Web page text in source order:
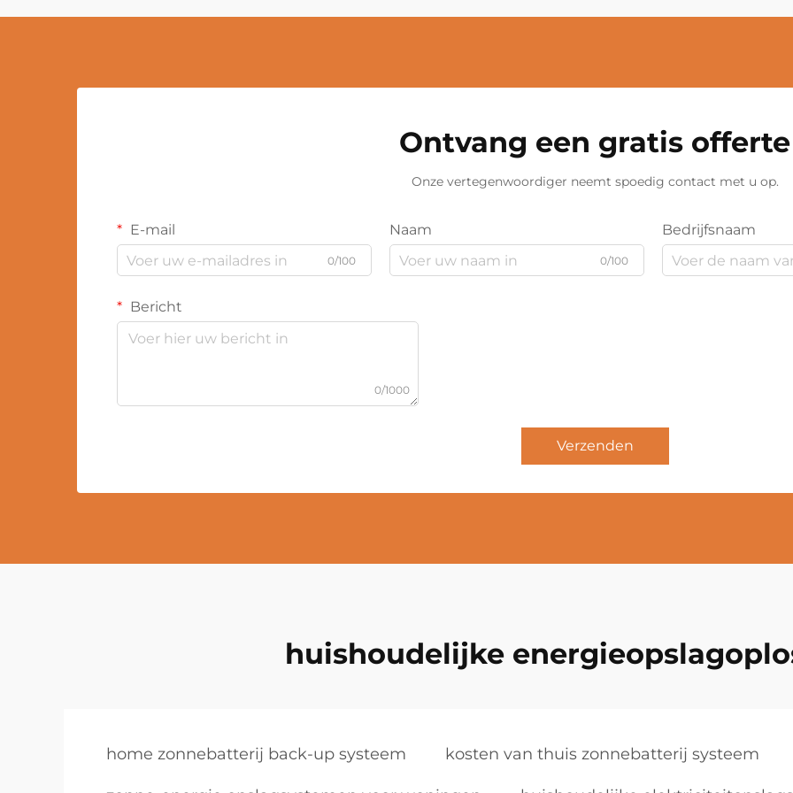
Ontvang een gratis offerte
Onze vertegenwoordiger neemt spoedig contact met u op.
E-mail
0/100
Naam
0/100
Bedrijfsnaam
Bericht
0/1000
Verzenden
huishoudelijke
home zonnebatterij back-up systeem kosten van thuis zonnebatterij systeem